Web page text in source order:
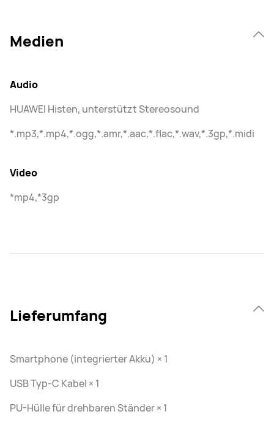
Medien
Audio
HUAWEI Histen, unterstützt Stereosound
*.mp3,*.mp4,*.ogg,*.amr,*.aac,*.flac,*.wav,*.3gp,*.midi
Video
*mp4,*3gp
Lieferumfang
Smartphone (integrierter Akku) × 1
USB Typ-C Kabel × 1
PU-Hülle für drehbaren Ständer × 1